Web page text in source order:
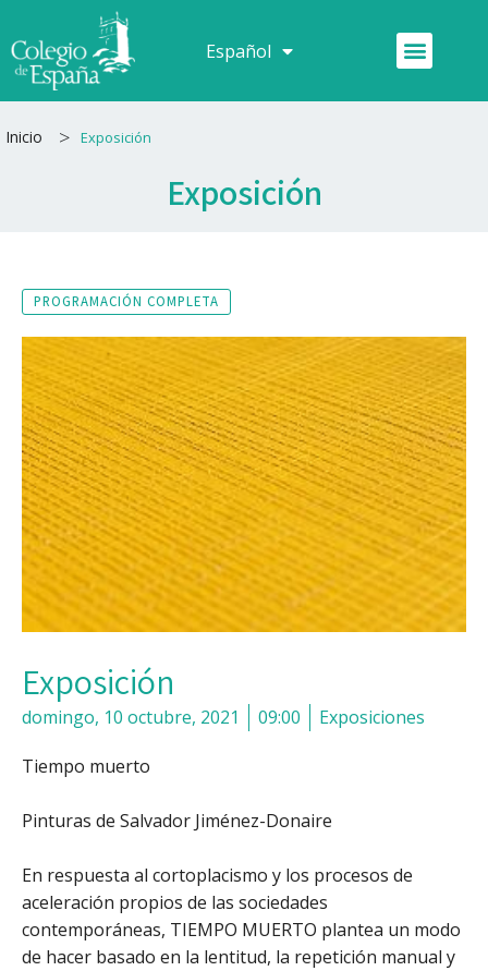
al
contenido
Español
Français Menú
Inicio > Exposición
Exposición
PROGRAMACIÓN COMPLETA
Exposición
domingo, 10 octubre, 2021 09:00 Exposiciones
Tiempo muerto
Pinturas de Salvador Jiménez-Donaire
En respuesta al cortoplacismo y los procesos de
aceleración propios de las sociedades
contemporáneas, TIEMPO MUERTO plantea un modo
de hacer basado en la lentitud, la repetición manual y